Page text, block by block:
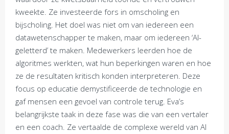
kweekte. Ze investeerde fors in omscholing en
bijscholing. Het doel was niet om van iedereen een
datawetenschapper te maken, maar om iedereen ‘AI-
geletterd’ te maken. Medewerkers leerden hoe de
algoritmes werkten, wat hun beperkingen waren en hoe
ze de resultaten kritisch konden interpreteren. Deze
focus op educatie demystificeerde de technologie en
gaf mensen een gevoel van controle terug. Eva’s
belangrijkste taak in deze fase was die van een vertaler
en een coach. Ze vertaalde de complexe wereld van AI